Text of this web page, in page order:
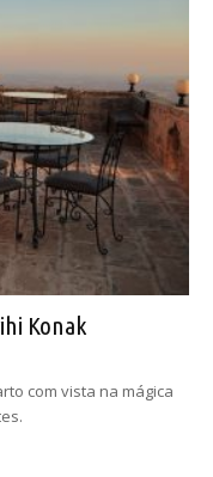
Konak
com vista na mágica